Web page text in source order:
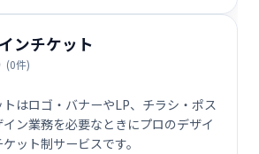
ンチケット
(0件)
はロゴ・バナーやLP、チラシ・ポス
ン業務を必要なときにプロのデザイ
ット制サービスです。